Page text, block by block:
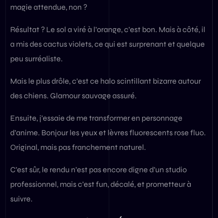
magie attendue, non ?
Résultat ? Le sol a viré à l’orange, c’est bon. Mais à côté, il
a mis des cactus violets, ce qui est surprenant et quelque
peu surréaliste.
Mais le plus drôle, c’est ce halo scintillant bizarre autour
des chiens. Glamour sauvage assuré.
Ensuite, j’essaie de me transformer en personnage
d’anime. Bonjour les yeux et lèvres fluorescents rose fluo.
Original, mais pas franchement naturel.
C’est sûr, le rendu n’est pas encore digne d’un studio
professionnel, mais c’est fun, décalé, et prometteur à
suivre.